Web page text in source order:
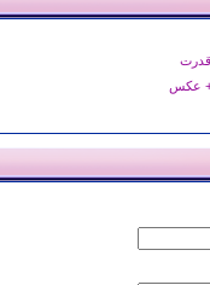
قدرت
+ عکس